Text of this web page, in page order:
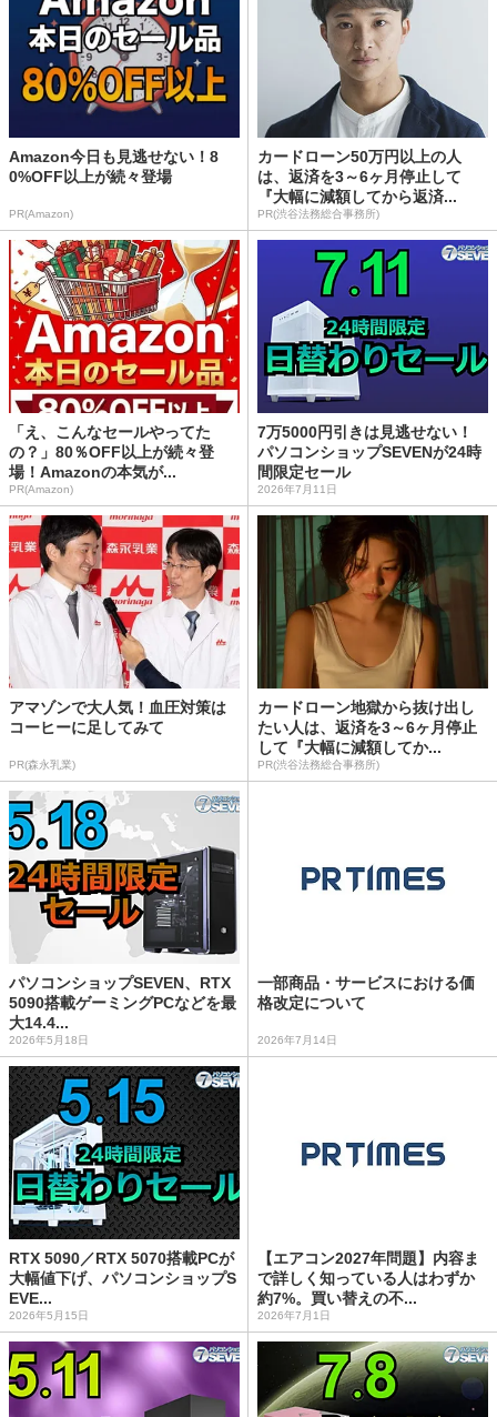
Amazon今日も見逃せない！8
0%OFF以上が続々登場
PR(Amazon)
カードローン50万円以上の人
は、返済を3～6ヶ月停止して
『大幅に減額してから返済...
PR(渋谷法務総合事務所)
「え、こんなセールやってた
の？」80％OFF以上が続々登
場！Amazonの本気が...
PR(Amazon)
7万5000円引きは見逃せない！
パソコンショップSEVENが24時
間限定セール
2026年7月11日
アマゾンで大人気！血圧対策は
コーヒーに足してみて
PR(森永乳業)
カードローン地獄から抜け出し
たい人は、返済を3～6ヶ月停止
して『大幅に減額してか...
PR(渋谷法務総合事務所)
パソコンショップSEVEN、RTX
5090搭載ゲーミングPCなどを最
大14.4...
2026年5月18日
一部商品・サービスにおける価
格改定について
2026年7月14日
RTX 5090／RTX 5070搭載PCが
大幅値下げ、パソコンショップS
EVE...
2026年5月15日
【エアコン2027年問題】内容ま
で詳しく知っている人はわずか
約7%。買い替えの不...
2026年7月1日